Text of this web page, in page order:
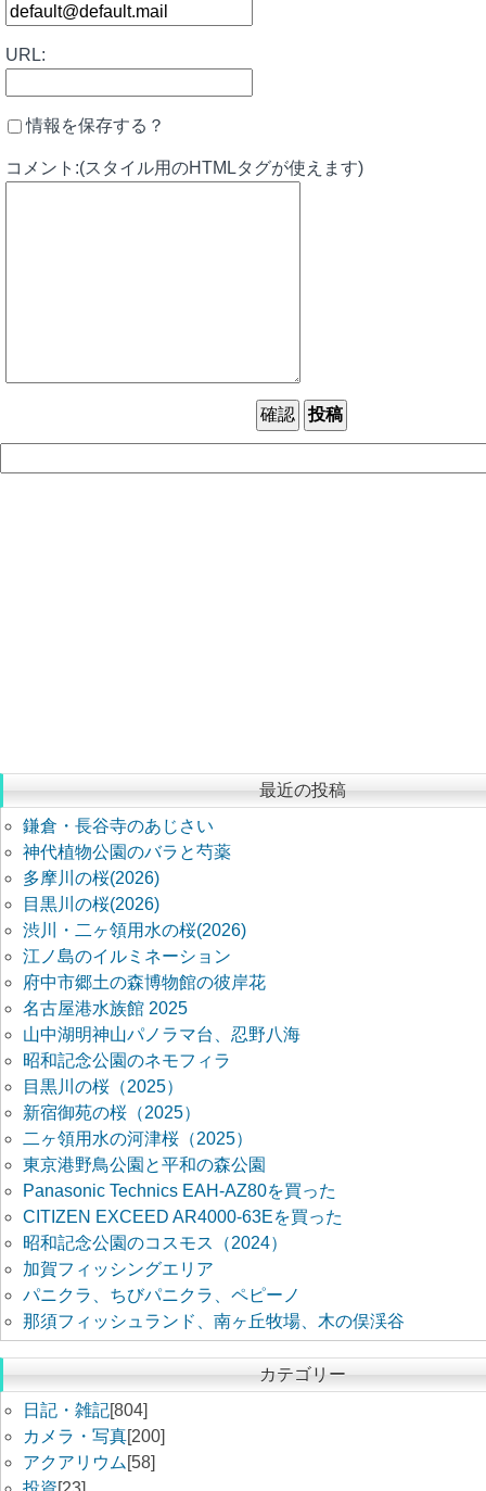
URL:
情報を保存する？
コメント:(スタイル用のHTMLタグが使えます)
最近の投稿
鎌倉・長谷寺のあじさい
神代植物公園のバラと芍薬
多摩川の桜(2026)
目黒川の桜(2026)
渋川・二ヶ領用水の桜(2026)
江ノ島のイルミネーション
府中市郷土の森博物館の彼岸花
名古屋港水族館 2025
山中湖明神山パノラマ台、忍野八海
昭和記念公園のネモフィラ
目黒川の桜（2025）
新宿御苑の桜（2025）
二ヶ領用水の河津桜（2025）
東京港野鳥公園と平和の森公園
Panasonic Technics EAH-AZ80を買った
CITIZEN EXCEED AR4000-63Eを買った
昭和記念公園のコスモス（2024）
加賀フィッシングエリア
パニクラ、ちびパニクラ、ペピーノ
那須フィッシュランド、南ヶ丘牧場、木の俣渓谷
カテゴリー
日記・雑記[804]
カメラ・写真[200]
アクアリウム [58]